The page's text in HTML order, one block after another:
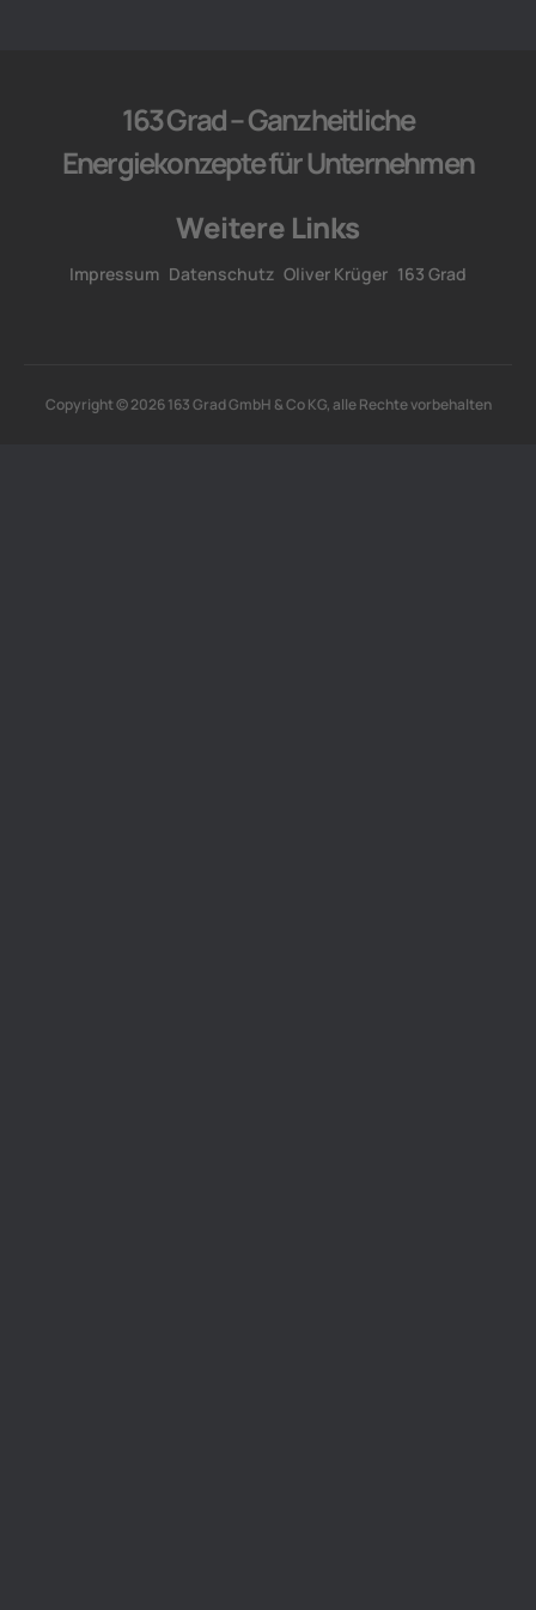
163 Grad – Ganzheitliche
Energiekonzepte für Unternehmen
Weitere Links
Impressum Datenschutz Oliver Krüger 163 Grad
Copyright © 2026 163 Grad GmbH & Co KG, alle Rechte vorbehalten